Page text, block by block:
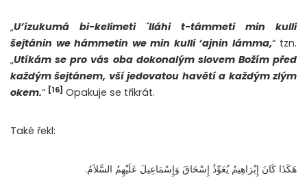
„U’ízukumá bi-kelimeti ´lláhi t-támmeti min kulli
šejtánin we hámmetin we min kulli ‘ajnin lámma,“ tzn.
„Utíkám se pro vás oba dokonalým slovem Božím před
každým šejtánem, vší jedovatou havětí a každým zlým
okem.“ [16] Opakuje se třikrát.
Také řekl:
هَكَذَا كَانَ إِبْرَاهِيمُ يُعَوِّذُ إِسْحَاقَ وَإِسْمَاعِيلَ عَلَيْهِمُ السَّلاَمُ.